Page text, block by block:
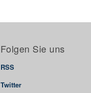
Folgen Sie uns
RSS
Twitter